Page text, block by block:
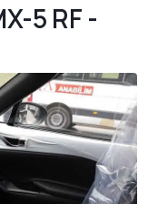
5 RF -